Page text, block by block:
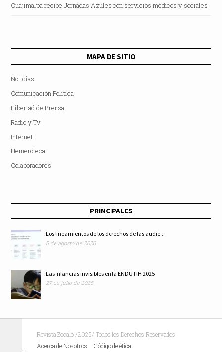
Cuajimalpa recibe Jornadas Azules con servicios médicos y sociales
MAPA DE SITIO
Noticias
Comunicación Política
Libertad de Prensa
Radio y Tv
Internet
Hemeroteca
Colaboradores
PRINCIPALES
Los lineamientos de los derechos de las audie...
5 de agosto de 2026
Las infancias invisibles en la ENDUTIH 2025
27 de julio de 2026
Revista Zocalo /2025/ Todos los Derechos Reservados
Acerca de Nosotros
Código de ética